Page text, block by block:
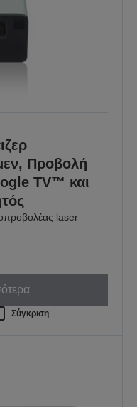
Προβολή
TV™ και
laser
Σύγκριση